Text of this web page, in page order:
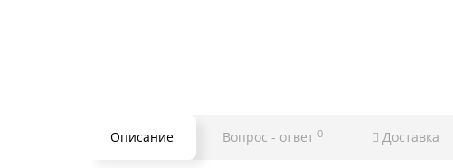
Описание Вопрос - ответ 0 Доставка